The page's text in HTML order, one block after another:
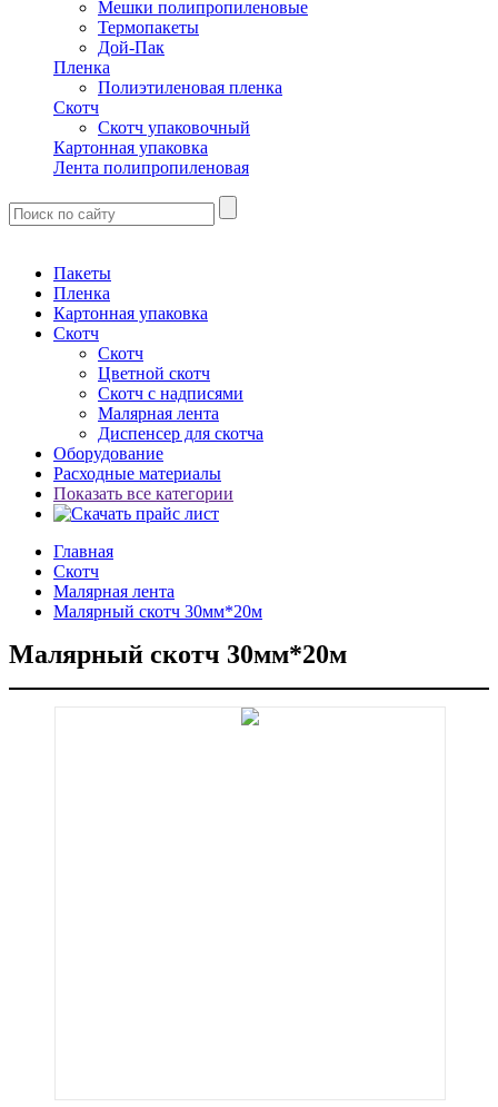
Мешки полипропиленовые
Термопакеты
Дой-Пак
Пленка
Полиэтиленовая пленка
Скотч
Скотч упаковочный
Картонная упаковка
Лента полипропиленовая
Пакеты
Пленка
Картонная упаковка
Скотч
Скотч
Цветной скотч
Скотч с надписями
Малярная лента
Диспенсер для скотча
Оборудование
Расходные материалы
Показать все категории
Главная
Скотч
Малярная лента
Малярный скотч 30мм*20м
Малярный скотч 30мм*20м